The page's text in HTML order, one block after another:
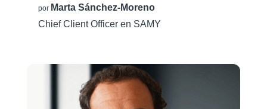
por Marta Sánchez-Moreno
Chief Client Officer en SAMY